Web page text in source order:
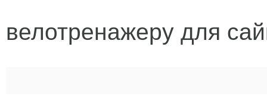
велотренажеру для